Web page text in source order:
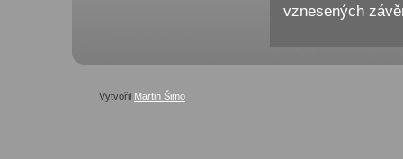
vznesených
Vytvořil Martin Šimo